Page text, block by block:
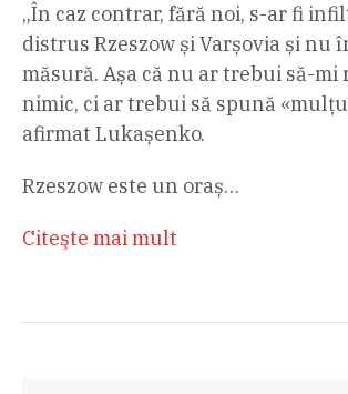
„În caz contrar, fără noi, s-ar fi
distrus Rzeszow și Varșovia și nu
măsură. Așa că nu ar trebui să-mi
nimic, ci ar trebui să spună
afirmat Lukașenko.
Rzeszow este un oraș…
Citeşte mai mult